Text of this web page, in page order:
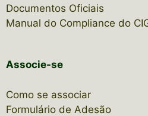
Documentos Oficiais
Manual do Compliance do
Associe-se
Como se associar
Formulário de Adesão